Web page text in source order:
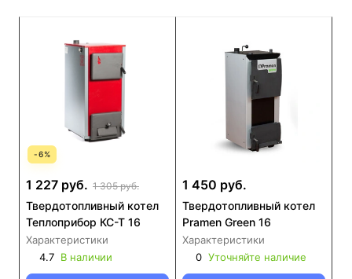
-6%
1 227 руб. 1 305 руб.
Твердотопливный котел
Теплоприбор КС-Т 16
Характеристики
4.7 В наличии
1 450 руб.
Твердотопливный котел
Pramen Green 16
Характеристики
0 Уточняйте наличие